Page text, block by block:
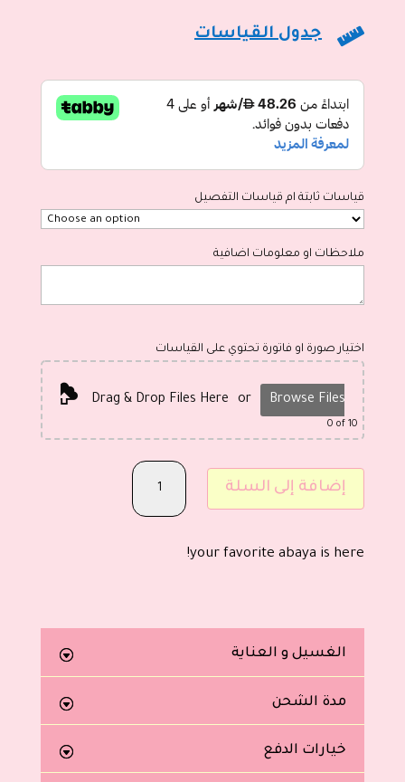
 جدول القياسات
قياسات ثابتة ام قياسات التفصيل
ملاحظات او معلومات اضافية
اختيار صورة او فاتورة تحتوي على القياسات
Drag & Drop Files Here or Browse Files
0 of 10
كمية
إضافة إلى السلة
your favorite abaya is here!
الغسيل و العناية
مدة الشحن
خيارات الدفع